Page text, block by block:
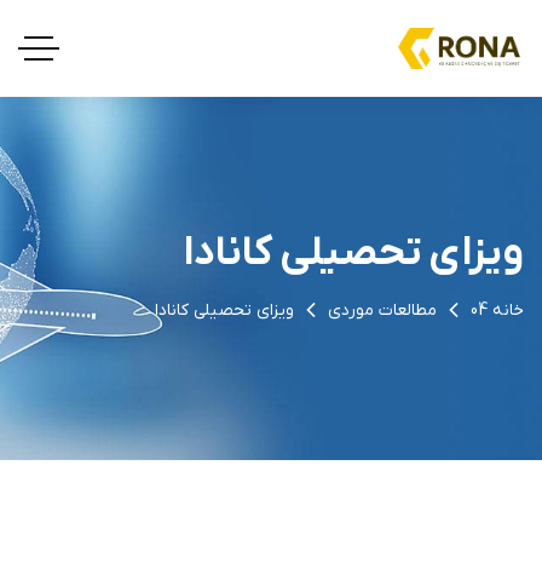
ویزای تحصیلی کانادا
خانه 04 مطالعات موردی ویزای تحصیلی کانادا